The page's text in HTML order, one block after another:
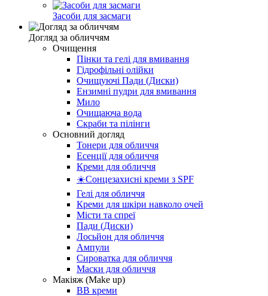
Засоби для засмаги
Догляд за обличчям
Очищення
Пінки та гелі для вмивання
Гідрофільні олійки
Очищуючі Пади (Диски)
Ензимні пудри для вмивання
Мило
Очищаюча вода
Скраби та пілінги
Основний догляд
Тонери для обличчя
Есенції для обличчя
Креми для обличчя
☀️Сонцезахисні креми з SPF
Гелі для обличчя
Креми для шкіри навколо очей
Місти та спреї
Пади (Диски)
Лосьйон для обличчя
Ампули
Сироватка для обличчя
Маски для обличчя
Макіяж (Make up)
BB креми